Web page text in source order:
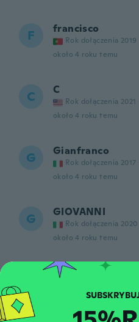
F francisco
Rok dołączenia 2019
około 4 roku temu
C C
Rok dołączenia 2021
około 4 roku temu
G Gianfranco
Rok dołączenia 2017
około 4 roku temu
G GIOVANNI
Rok dołączenia 2020
około 4 roku temu
Slaven
około 4 roku temu